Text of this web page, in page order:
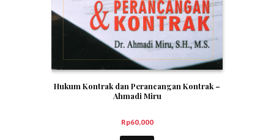
Hukum Kontrak dan Perancangan Kontrak –
Ahmadi Miru
Rp60,000